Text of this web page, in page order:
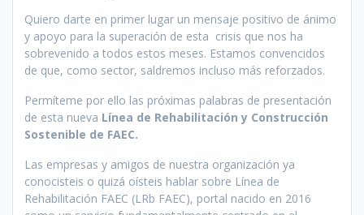
Quiero darte en primer lugar un mensaje positivo de ánimo
y apoyo para la superación de esta crisis que nos ha
sobrevenido a todos estos meses. Estamos convencidos
de que, como sector, saldremos incluso más reforzados.
Permíteme por ello las próximas palabras de presentación
de esta nueva Línea de Rehabilitación y Construcción
Sostenible de FAEC.
Las empresas y amigos de nuestra organización ya
conocisteis o quizá oísteis hablar sobre Línea de
Rehabilitación FAEC (LRb FAEC), portal nacido en 2016